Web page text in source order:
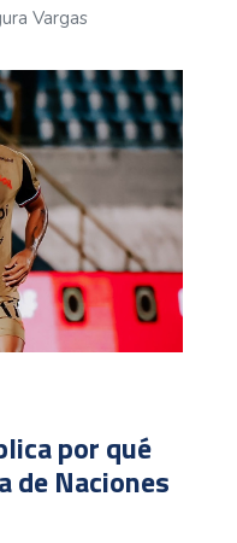
Vargas
por qué
de Naciones